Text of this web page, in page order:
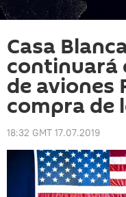
Casa
continuará
de aviones
compra de
18:32 GMT 17.07.2019